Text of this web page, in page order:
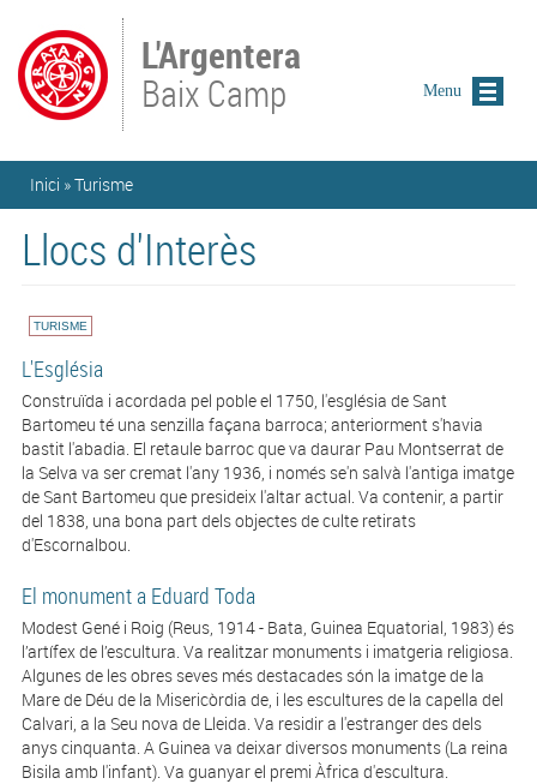
L'Argentera
Baix Camp
Esteu aquí
Inici »Turisme
Llocs d'Interès
TURISME
L'Església
Construïda i acordada pel poble el 1750, l'església de Sant
Bartomeu té una senzilla façana barroca; anteriorment s'havia
bastit l'abadia. El retaule barroc que va daurar Pau Montserrat de
la Selva va ser cremat l'any 1936, i només se'n salvà l'antiga imatge
de Sant Bartomeu que presideix l'altar actual. Va contenir, a partir
del 1838, una bona part dels objectes de culte retirats
d'Escornalbou.
El monument a Eduard Toda
Modest Gené i Roig (Reus, 1914 - Bata, Guinea Equatorial, 1983) és
l’artífex de l’escultura. Va realitzar monuments i imatgeria religiosa.
Algunes de les obres seves més destacades són la imatge de la
Mare de Déu de la Misericòrdia de, i les escultures de la capella del
Calvari, a la Seu nova de Lleida. Va residir a l'estranger des dels
anys cinquanta. A Guinea va deixar diversos monuments (La reina
Bisila amb l'infant). Va guanyar el premi Àfrica d'escultura.
Menu